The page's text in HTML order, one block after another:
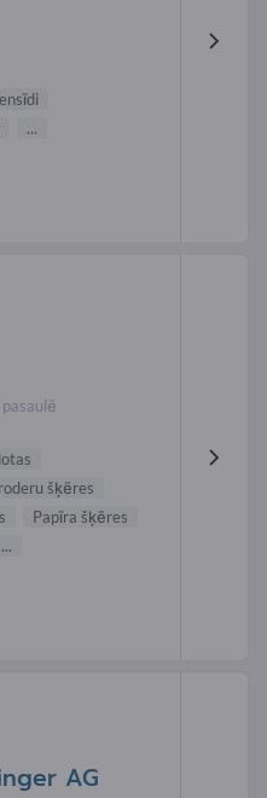
...
šķēres
Papīra šķēres
...
AG